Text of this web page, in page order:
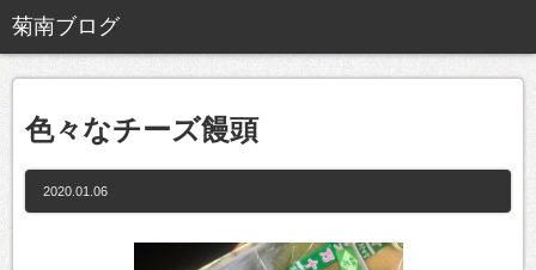
色々なチーズ饅頭
2020.01.06